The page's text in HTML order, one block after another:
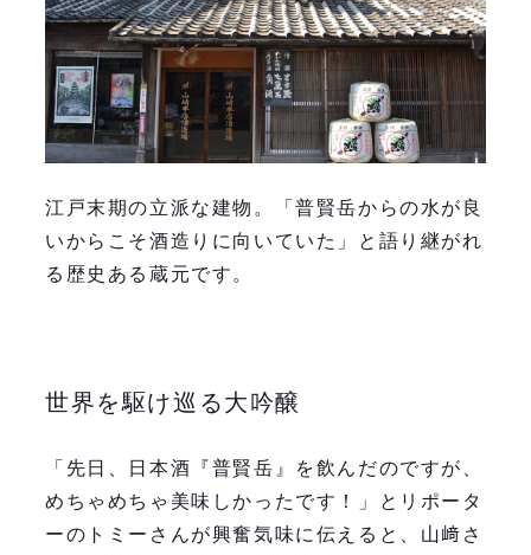
江戸末期の立派な建物。「普賢岳からの水が良
いからこそ酒造りに向いていた」と語り継がれ
る歴史ある蔵元です。
世界を駆け巡る大吟醸
「先日、日本酒『普賢岳』を飲んだのですが、
めちゃめちゃ美味しかったです！」とリポータ
ーのトミーさんが興奮気味に伝えると、山﨑さ